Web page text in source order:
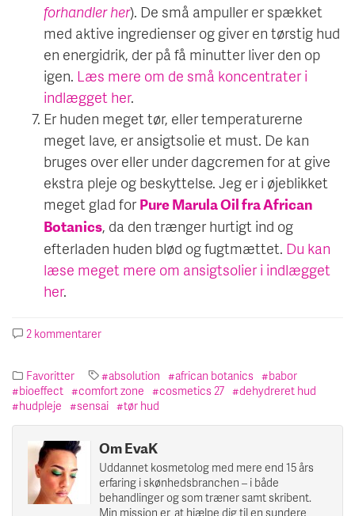
forhandler her). De små ampuller er spækket
med aktive ingredienser og giver en tørstig hud
en energidrik, der på få minutter liver den op
igen. Læs mere om de små koncentrater i
indlægget her.
Er huden meget tør, eller temperaturerne
meget lave, er ansigtsolie et must. De kan
bruges over eller under dagcremen for at give
ekstra pleje og beskyttelse. Jeg er i øjeblikket
meget glad forPure Marula Oil fra African
Botanics, da den trænger hurtigt ind og
efterladen huden blød og fugtmættet. Du kan
læse meget mere om ansigtsolier i indlægget
her.
2 kommentarer
til
den
vintertørre
hud
Favoritter absolution african botanics
babor
bioeffect
comfort zone cosmetics 27
dehydreret hud
hudpleje
sensai tør hud
Om EvaK
Uddannet kosmetolog med mere end 15 års
erfaring i skønhedsbranchen – i både
behandlinger og som træner samt skribent.
Min mission er, at hjælpe dig til en sundere